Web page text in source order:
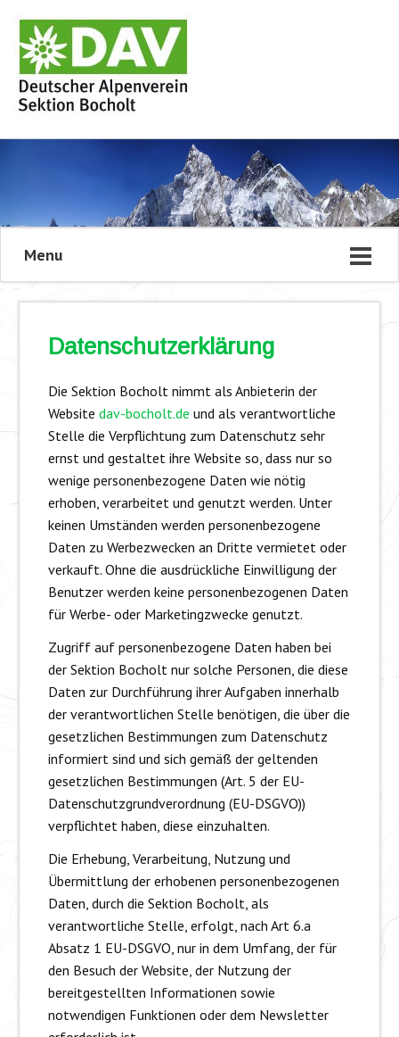
Menu
Datenschutzerklärung
Die Sektion Bocholt nimmt als Anbieterin der
Website dav-bocholt.de und als verantwortliche
Stelle die Verpflichtung zum Datenschutz sehr
ernst und gestaltet ihre Website so, dass nur so
wenige personenbezogene Daten wie nötig
erhoben, verarbeitet und genutzt werden. Unter
keinen Umständen werden personenbezogene
Daten zu Werbezwecken an Dritte vermietet oder
verkauft. Ohne die ausdrückliche Einwilligung der
Benutzer werden keine personenbezogenen Daten
für Werbe- oder Marketingzwecke genutzt.
Zugriff auf personenbezogene Daten haben bei
der Sektion Bocholt nur solche Personen, die diese
Daten zur Durchführung ihrer Aufgaben innerhalb
der verantwortlichen Stelle benötigen, die über die
gesetzlichen Bestimmungen zum Datenschutz
informiert sind und sich gemäß der geltenden
gesetzlichen Bestimmungen (Art. 5 der EU-
Datenschutzgrundverordnung (EU-DSGVO))
verpflichtet haben, diese einzuhalten.
Die Erhebung, Verarbeitung, Nutzung und
Übermittlung der erhobenen personenbezogenen
Daten, durch die Sektion Bocholt, als
verantwortliche Stelle, erfolgt, nach Art 6.a
Absatz 1 EU-DSGVO, nur in dem Umfang, der für
den Besuch der Website, der Nutzung der
bereitgestellten Informationen sowie
notwendigen Funktionen oder dem Newsletter